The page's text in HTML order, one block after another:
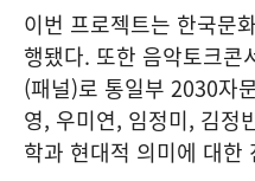
이번 프로젝트는 한국문
행됐다. 또한 음악토크
(패널)로 통일부 2030자
영, 우미연, 임정미, 김정
학과 현대적 의미에 대한